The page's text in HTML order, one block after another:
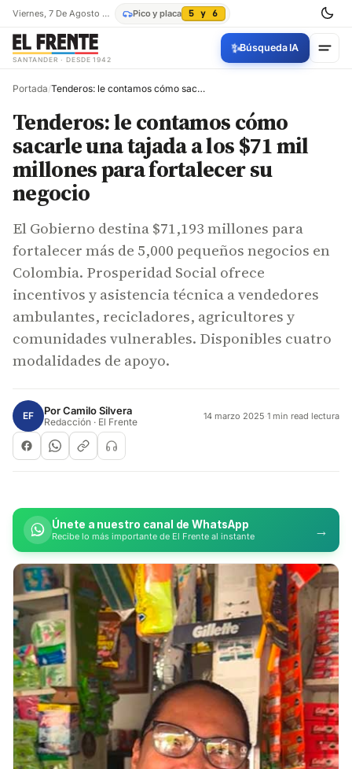
Viernes, 7 De Agosto De 2026 Pico y placa 5 y 6
SANTANDER · DESDE 1942
✨Búsqueda IA
Portada/ Tenderos: le contamos cómo sacarle una tajada a los $71 mil millones para fortalecer su negocio
Tenderos: le contamos cómo
sacarle una tajada a los $71 mil
millones para fortalecer su
negocio
El Gobierno destina $71,193 millones para
fortalecer más de 5,000 pequeños negocios en
Colombia. Prosperidad Social ofrece
incentivos y asistencia técnica a vendedores
ambulantes, recicladores, agricultores y
comunidades vulnerables. Disponibles cuatro
modalidades de apoyo.
EF PorCamilo Silvera
Redacción · El Frente 14 marzo 2025·1 min read lectura
Únete a nuestro canal de WhatsApp
Recibe lo más importante de El Frente al instante →